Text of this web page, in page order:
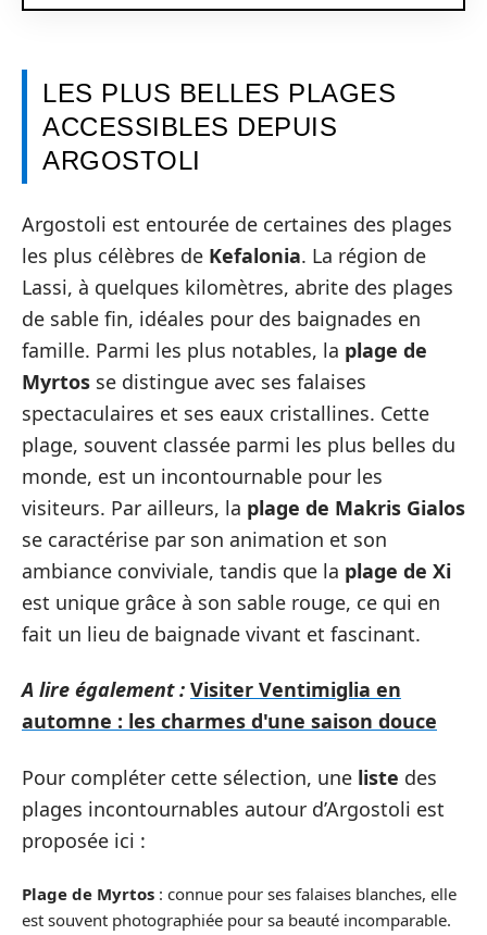
LES PLUS BELLES PLAGES
ACCESSIBLES DEPUIS
ARGOSTOLI
Argostoli est entourée de certaines des plages
les plus célèbres de Kefalonia. La région de
Lassi, à quelques kilomètres, abrite des plages
de sable fin, idéales pour des baignades en
famille. Parmi les plus notables, la plage de
Myrtos se distingue avec ses falaises
spectaculaires et ses eaux cristallines. Cette
plage, souvent classée parmi les plus belles du
monde, est un incontournable pour les
visiteurs. Par ailleurs, la plage de Makris Gialos
se caractérise par son animation et son
ambiance conviviale, tandis que la plage de Xi
est unique grâce à son sable rouge, ce qui en
fait un lieu de baignade vivant et fascinant.
A lire également : Visiter Ventimiglia en
automne : les charmes d'une saison douce
Pour compléter cette sélection, une liste des
plages incontournables autour d’Argostoli est
proposée ici :
Plage de Myrtos : connue pour ses falaises blanches, elle
est souvent photographiée pour sa beauté incomparable.